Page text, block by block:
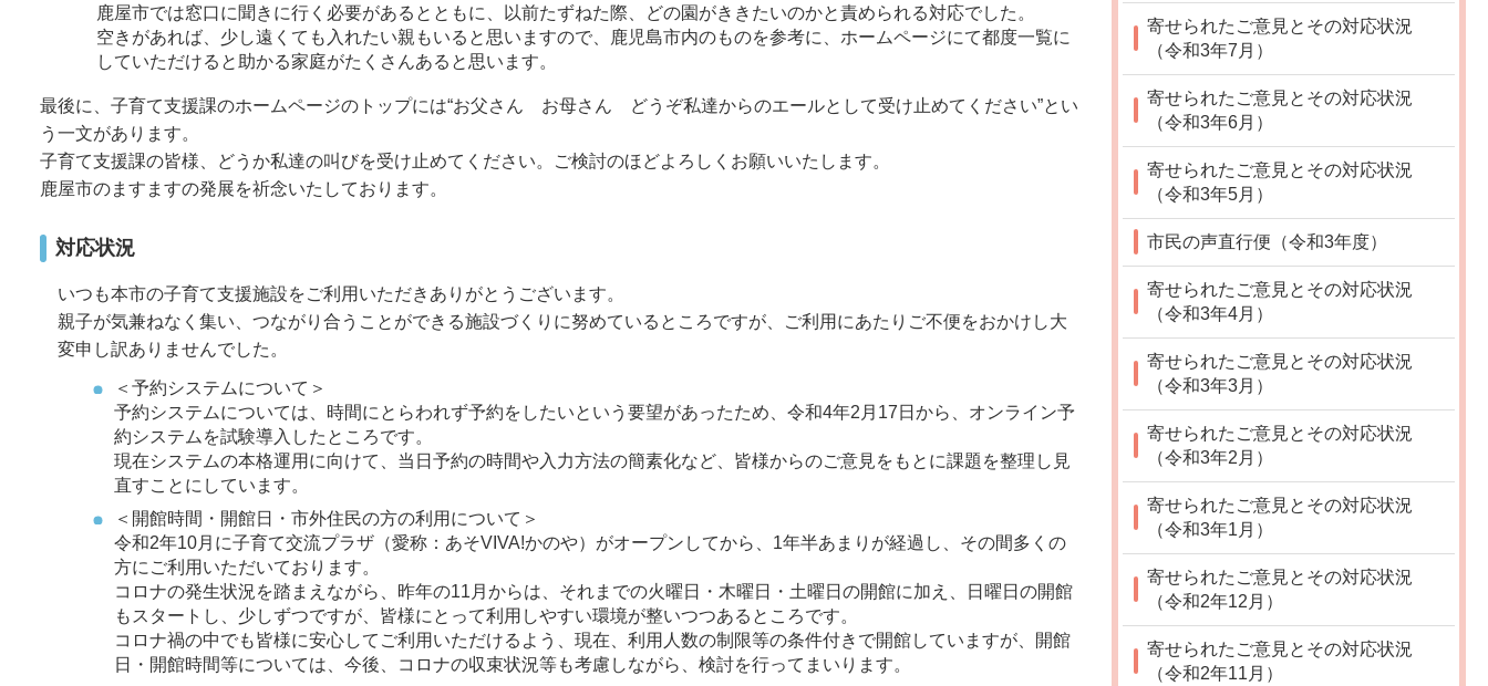
鹿屋市では窓口に聞きに行く必要があるとともに、以前たずねた際、どの園がききたいのかと責められる対応でした。
空きがあれば、少し遠くても入れたい親もいると思いますので、鹿児島市内のものを参考に、ホームページにて都度一覧に
していただけると助かる家庭がたくさんあると思います。
最後に、子育て支援課のホームページのトップには“お父さん お母さん どうぞ私達からのエールとして受け止めてください”とい
う一文があります。
子育て支援課の皆様、どうか私達の叫びを受け止めてください。ご検討のほどよろしくお願いいたします。
鹿屋市のますますの発展を祈念いたしております。
対応状況
いつも本市の子育て支援施設をご利用いただきありがとうございます。
親子が気兼ねなく集い、つながり合うことができる施設づくりに努めているところですが、ご利用にあたりご不便をおかけし大
変申し訳ありませんでした。
＜予約システムについて＞
予約システムについては、時間にとらわれず予約をしたいという要望があったため、令和4年2月17日から、オンライン予
約システムを試験導入したところです。
現在システムの本格運用に向けて、当日予約の時間や入力方法の簡素化など、皆様からのご意見をもとに課題を整理し見
直すことにしています。
＜開館時間・開館日・市外住民の方の利用について＞
令和2年10月に子育て交流プラザ（愛称：あそVIVA!かのや）がオープンしてから、1年半あまりが経過し、その間多くの
方にご利用いただいております。
コロナの発生状況を踏まえながら、昨年の11月からは、それまでの火曜日・木曜日・土曜日の開館に加え、日曜日の開館
もスタートし、少しずつですが、皆様にとって利用しやすい環境が整いつつあるところです。
コロナ禍の中でも皆様に安心してご利用いただけるよう、現在、利用人数の制限等の条件付きで開館していますが、開館
日・開館時間等については、今後、コロナの収束状況等も考慮しながら、検討を行ってまいります。
寄せられたご意見とその対応状況
（令和3年7月）
寄せられたご意見とその対応状況
（令和3年6月）
寄せられたご意見とその対応状況
（令和3年5月）
市民の声直行便（令和3年度）
寄せられたご意見とその対応状況
（令和3年4月）
寄せられたご意見とその対応状況
（令和3年3月）
寄せられたご意見とその対応状況
（令和3年2月）
寄せられたご意見とその対応状況
（令和3年1月）
寄せられたご意見とその対応状況
（令和2年12月）
寄せられたご意見とその対応状況
（令和2年11月）